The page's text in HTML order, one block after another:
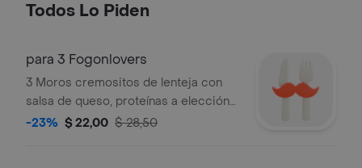
Todos Lo Piden
para 3 Fogonlovers
3 Moros cremositos de lenteja con
salsa de queso, proteínas a elección
(pollo/carne/chuleta/chorizo/hígado) y
-23% $ 22,00 $ 28,50